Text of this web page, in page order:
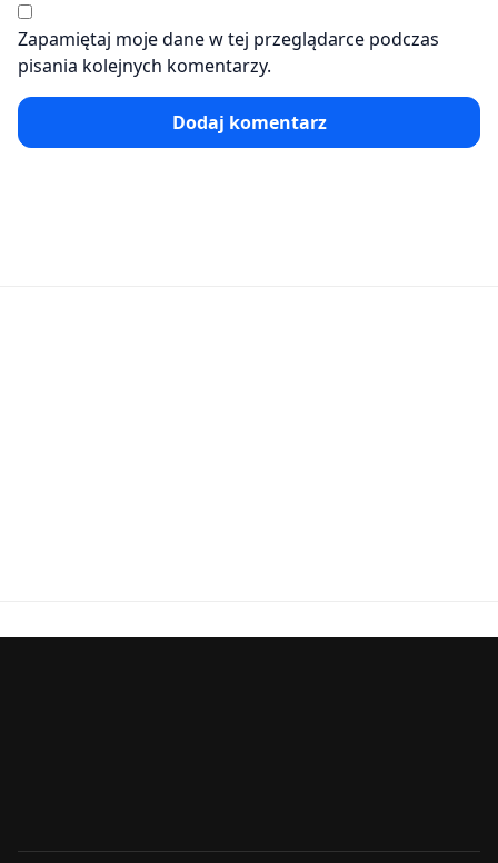
Zapamiętaj moje dane w tej przeglądarce podczas
pisania kolejnych komentarzy.
Dodaj komentarz